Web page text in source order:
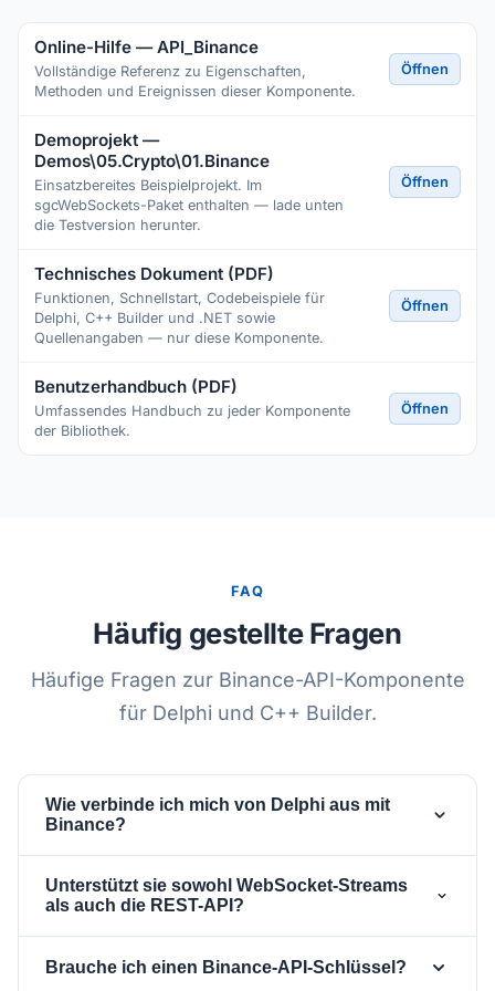
Online-Hilfe — API_Binance
Vollständige Referenz zu Eigenschaften,
Methoden und Ereignissen dieser Komponente.
Öffnen
Demoprojekt —
Demos\05.Crypto\01.Binance
Einsatzbereites Beispielprojekt. Im
sgcWebSockets-Paket enthalten — lade unten
die Testversion herunter.
Öffnen
Technisches Dokument (PDF)
Funktionen, Schnellstart, Codebeispiele für
Delphi, C++ Builder und .NET sowie
Quellenangaben — nur diese Komponente.
Öffnen
Benutzerhandbuch (PDF)
Umfassendes Handbuch zu jeder Komponente
der Bibliothek.
Öffnen
FAQ
Häufig gestellte Fragen
Häufige Fragen zur Binance-API-Komponente
für Delphi und C++ Builder.
Wie verbinde ich mich von Delphi aus mit
Binance?
TsgcWSAPI_Binance-Komponente auf deinem
Eigenschaft der API-Komponente zu, setze
Unterstützt sie sowohl WebSocket-Streams
als auch die REST-API?
stellt die WebSocket Market Streams (Trades,
Brauche ich einen Binance-API-Schlüssel?